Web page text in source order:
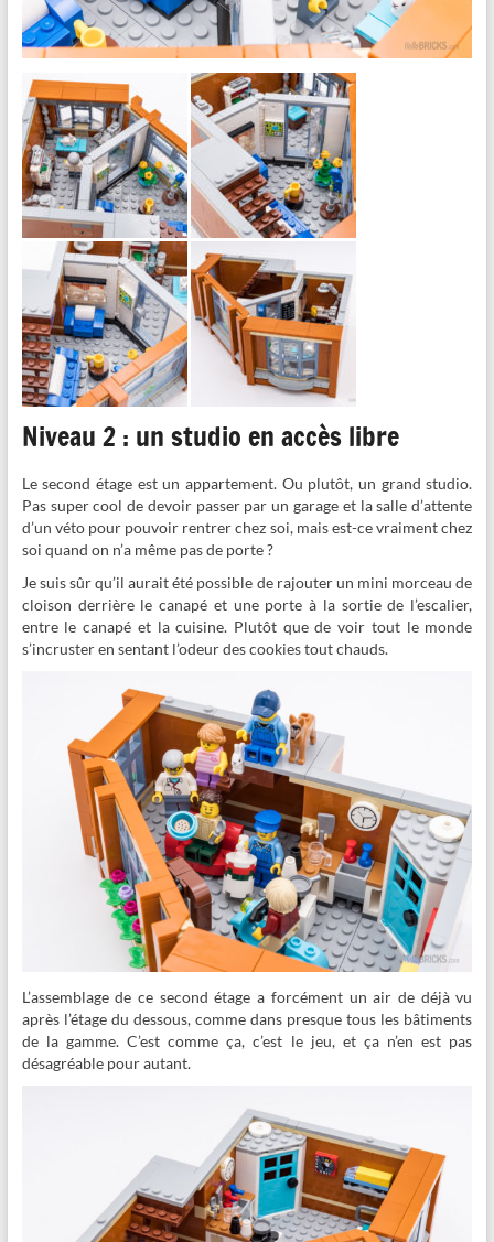
Niveau 2 : un studio en accès libre
Le second étage est un appartement. Ou plutôt, un grand studio.
Pas super cool de devoir passer par un garage et la salle d’attente
d’un véto pour pouvoir rentrer chez soi, mais est-ce vraiment chez
soi quand on n’a même pas de porte ?
Je suis sûr qu’il aurait été possible de rajouter un mini morceau de
cloison derrière le canapé et une porte à la sortie de l’escalier,
entre le canapé et la cuisine. Plutôt que de voir tout le monde
s’incruster en sentant l’odeur des cookies tout chauds.
L’assemblage de ce second étage a forcément un air de déjà vu
après l’étage du dessous, comme dans presque tous les bâtiments
de la gamme. C’est comme ça, c’est le jeu, et ça n’en est pas
désagréable pour autant.